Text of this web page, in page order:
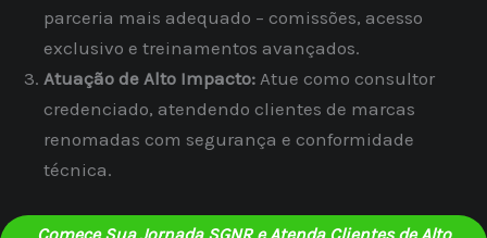
parceria mais adequado – comissões, acesso
exclusivo e treinamentos avançados.
Atuação de Alto Impacto: Atue como consultor
credenciado, atendendo clientes de marcas
renomadas com segurança e conformidade
técnica.
Comece Sua Jornada SGNR e Atenda Clientes de Alto